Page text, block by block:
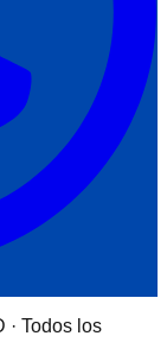
· Todos los